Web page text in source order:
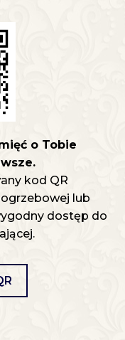
o Tobie
kod QR
lub
dostęp do